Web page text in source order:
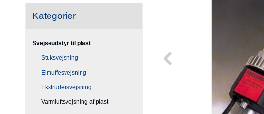
Kategorier
Svejseudstyr til plast
Stuksvejsning
Elmuffesvejsning
Ekstrudersvejsning
Varmluftsvejsning af plast